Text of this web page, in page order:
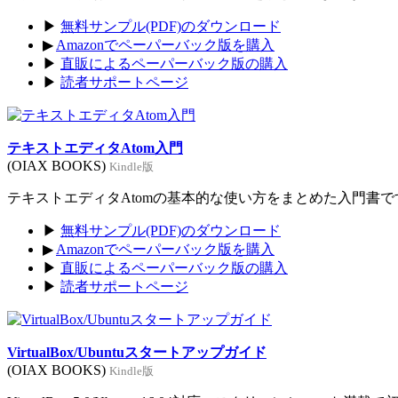
▶ 無料サンプル(PDF)のダウンロード
▶ Amazonでペーパーバック版を購入
▶ 直販によるペーパーバック版の購入
▶ 読者サポートページ
テキストエディタAtom入門
(OIAX BOOKS) Kindle版
テキストエディタAtomの基本的な使い方をまとめた入門書
▶ 無料サンプル(PDF)のダウンロード
▶ Amazonでペーパーバック版を購入
▶ 直販によるペーパーバック版の購入
▶ 読者サポートページ
VirtualBox/Ubuntuスタートアップガイド
(OIAX BOOKS) Kindle版